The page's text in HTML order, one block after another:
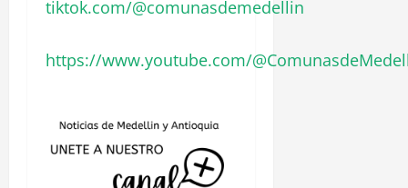
tiktok.com/@comunasdemedellin
https://www.youtube.com/